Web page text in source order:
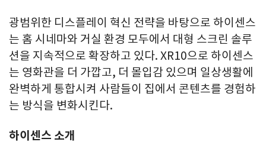
광범위한 디스플레이 혁신 전략을 바탕으로 하이센스
는 홈 시네마와 거실 환경 모두에서 대형 스크린 솔루
션을 지속적으로 확장하고 있다. XR10으로 하이센스
는 영화관을 더 가깝고, 더 몰입감 있으며 일상생활에
완벽하게 통합시켜 사람들이 집에서 콘텐츠를 경험하
는 방식을 변화시킨다.
하이센스 소개